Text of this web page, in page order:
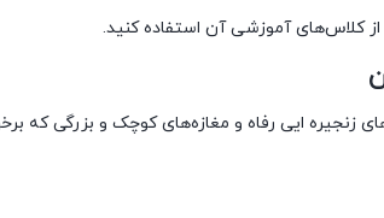
از کلاس‌های آموزشی آن استفاده کنید.
زنجیره ایی رفاه و مغازه‌های کوچک و بزرگی که